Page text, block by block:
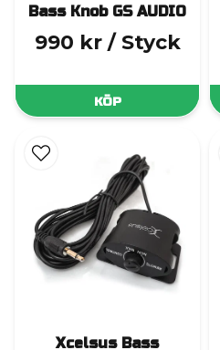
Bass Knob GS AUDIO
990 kr / Styck
KÖP
Xcelsus Bass